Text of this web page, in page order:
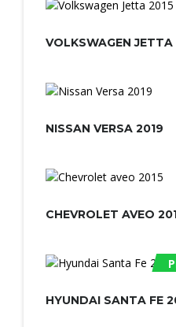
VOLKSWAGEN JETTA
NISSAN VERSA 2019
CHEVROLET AVEO
HYUNDAI SANTA FE